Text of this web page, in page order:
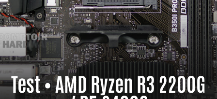
Test • AMD Ryzen R3 2200G